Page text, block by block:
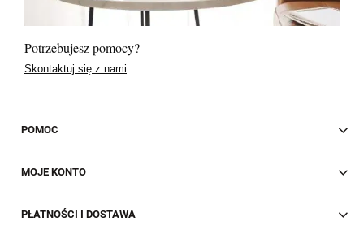
Potrzebujesz pomocy?
Skontaktuj się z nami
POMOC
MOJE KONTO
PŁATNOŚCI I DOSTAWA